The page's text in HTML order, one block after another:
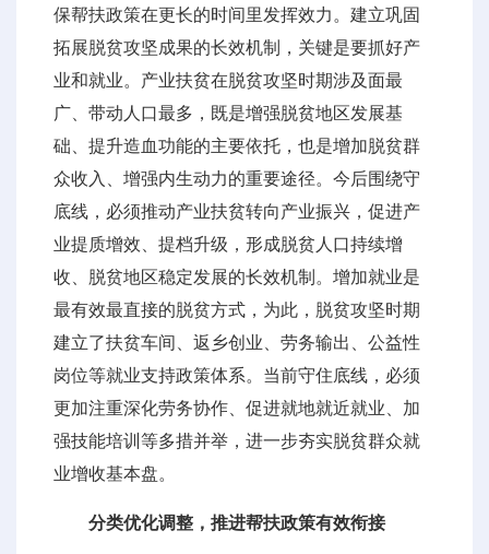
保帮扶政策在更长的时间里发挥效力。建立巩固
拓展脱贫攻坚成果的长效机制，关键是要抓好产
业和就业。产业扶贫在脱贫攻坚时期涉及面最
广、带动人口最多，既是增强脱贫地区发展基
础、提升造血功能的主要依托，也是增加脱贫群
众收入、增强内生动力的重要途径。今后围绕守
底线，必须推动产业扶贫转向产业振兴，促进产
业提质增效、提档升级，形成脱贫人口持续增
收、脱贫地区稳定发展的长效机制。增加就业是
最有效最直接的脱贫方式，为此，脱贫攻坚时期
建立了扶贫车间、返乡创业、劳务输出、公益性
岗位等就业支持政策体系。当前守住底线，必须
更加注重深化劳务协作、促进就地就近就业、加
强技能培训等多措并举，进一步夯实脱贫群众就
业增收基本盘。
分类优化调整，推进帮扶政策有效衔接